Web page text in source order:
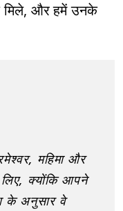
मिले, और हमें उनके
महिमा और
क्योंकि आपने
के अनुसार वे